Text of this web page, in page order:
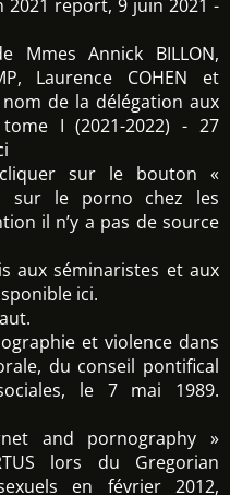
report, 9 juin 2021 -
Mmes Annick BILLON,
Laurence COHEN et
nom de la délégation aux
I (2021-2022) - 27
sur le bouton «
sur le porno chez les
il n’y a pas de source
aux séminaristes et aux
ici.
et violence dans
du conseil pontifical
le 7 mai 1989.
and pornography »
lors du Gregorian
en février 2012,